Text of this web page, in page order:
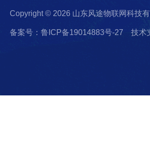
Copyright © 2026 山东风途物联网科技
备案号：鲁ICP备19014883号-27 技术